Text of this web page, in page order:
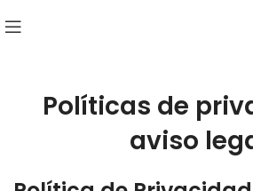
Políticas de
aviso